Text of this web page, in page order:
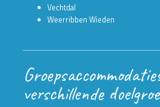
Vechtdal
Weerribben Wieden
verschillende